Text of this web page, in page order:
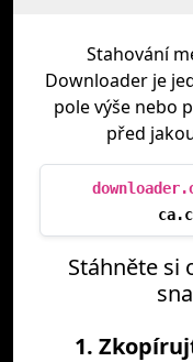
Stahování
Downloader je
pole výše nebo
před
Stáhněte si
1.